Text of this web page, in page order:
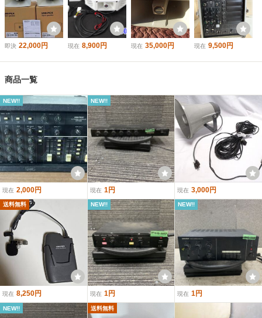
即決 22,000円 現在 8,900円 現在 35,000円 現在 9,500円
商品一覧
NEW!!
現在 2,000円
NEW!!
現在 1円 現在 3,000円
送料無料
現在 8,250円
NEW!!
現在 1円
NEW!!
現在 1円
NEW!! 送料無料